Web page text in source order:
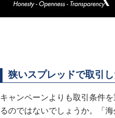
狭いスプレッドで取引
キャンペーンよりも取引条件
るのではないでしょうか。「